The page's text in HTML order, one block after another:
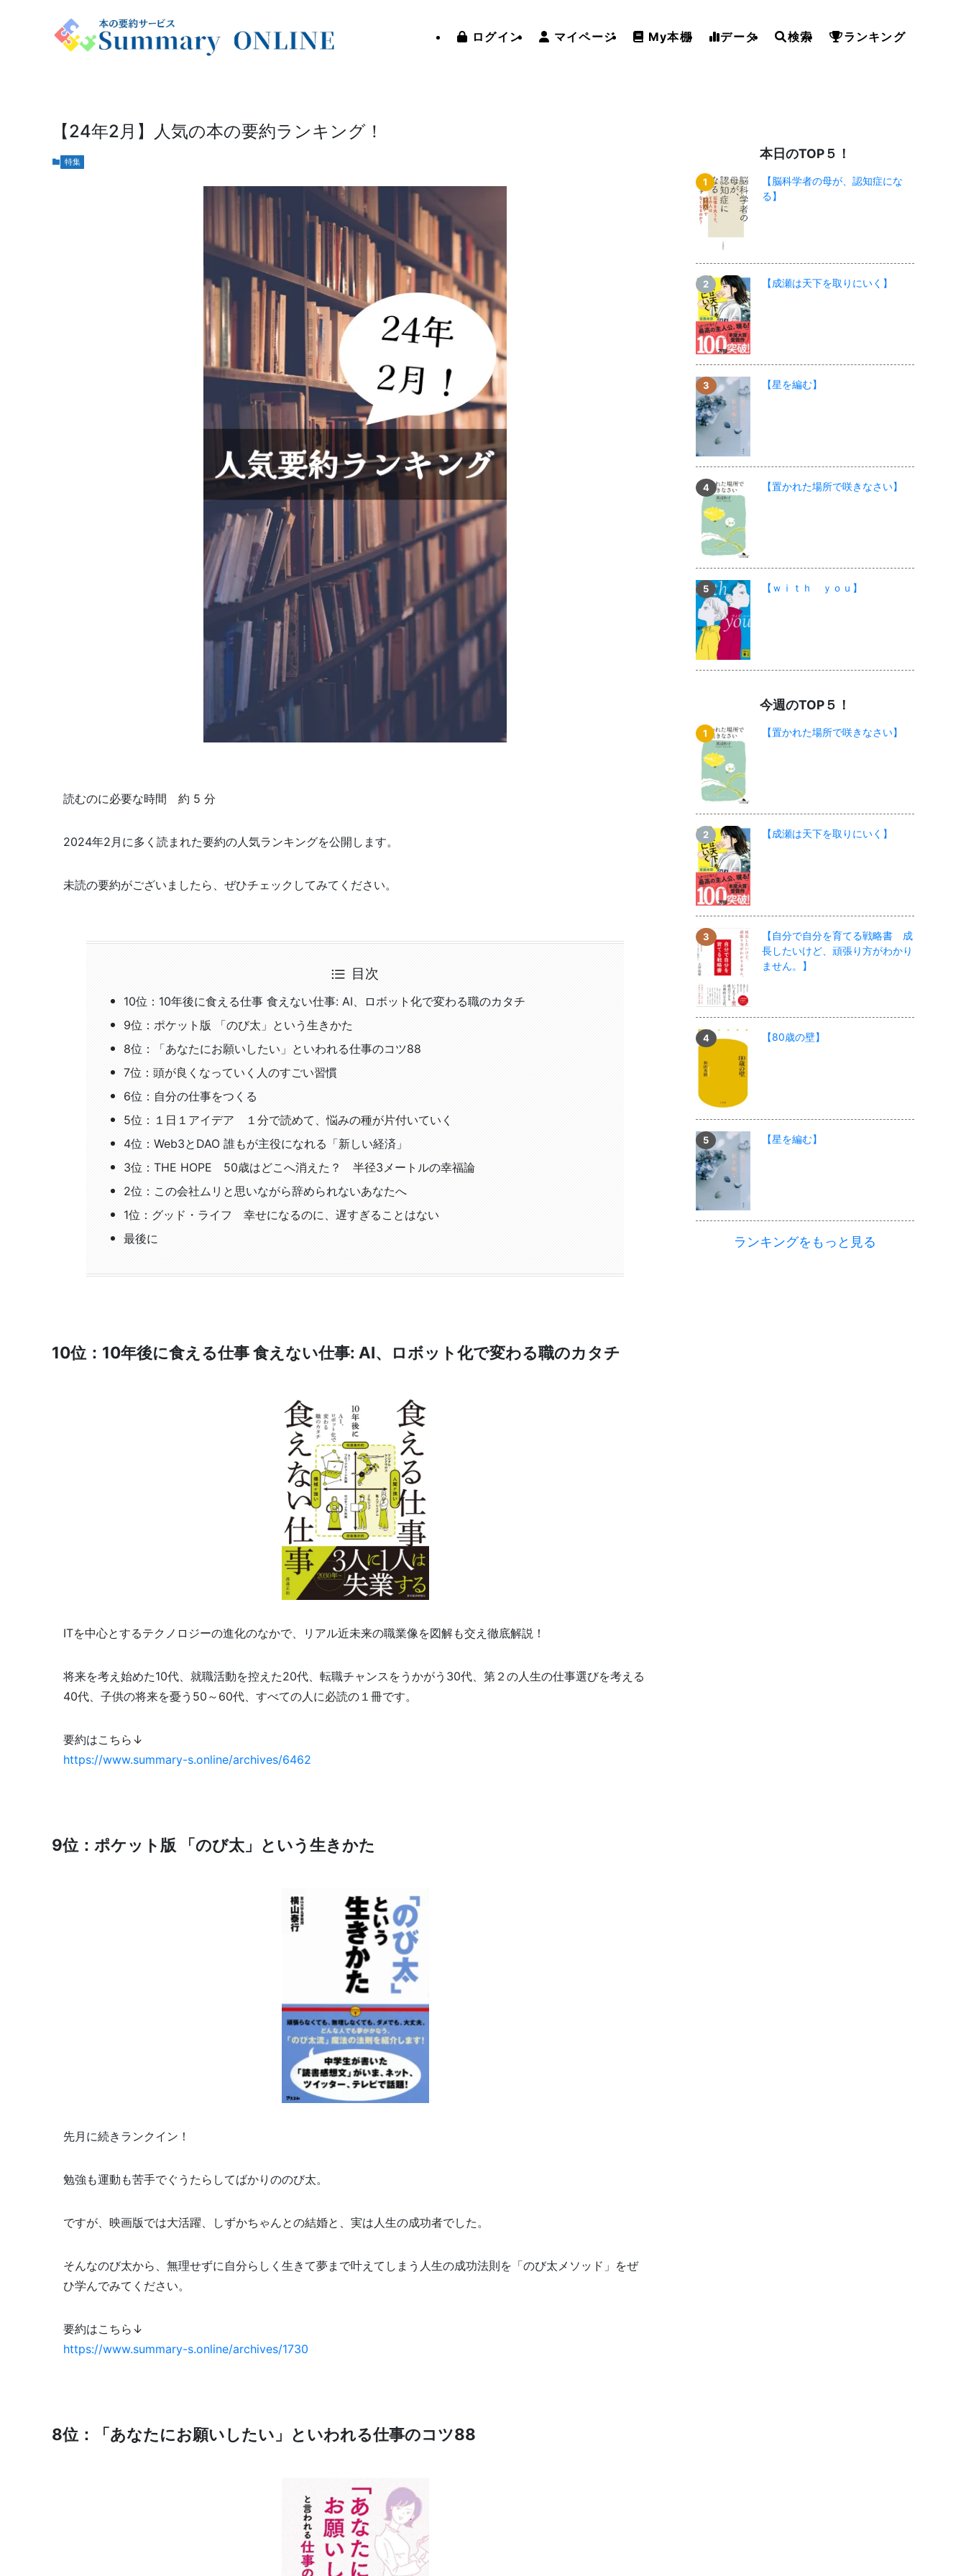
ログイン マイページ My本棚 データ 検索 ランキング
【24年2月】人気の本の要約ランキング！
特集
読むのに必要な時間 約 5 分
2024年2月に多く読まれた要約の人気ランキングを公開します。
未読の要約がございましたら、ぜひチェックしてみてください。
目次
10位：10年後に食える仕事 食えない仕事: AI、ロボット化で変わる職のカタチ
9位：ポケット版 「のび太」という生きかた
8位：「あなたにお願いしたい」といわれる仕事のコツ88
7位：頭が良くなっていく人のすごい習慣
6位：自分の仕事をつくる
5位：１日１アイデア １分で読めて、悩みの種が片付いていく
4位：Web3とDAO 誰もが主役になれる「新しい経済」
3位：THE HOPE 50歳はどこへ消えた？ 半径3メートルの幸福論
2位：この会社ムリと思いながら辞められないあなたへ
1位：グッド・ライフ 幸せになるのに、遅すぎることはない
最後に
10位：10年後に食える仕事 食えない仕事: AI、ロボット化で変わる職のカタチ
ITを中心とするテクノロジーの進化のなかで、リアル近未来の職業像を図解も交え徹底解説！
将来を考え始めた10代、就職活動を控えた20代、転職チャンスをうかがう30代、第２の人生の仕事選びを考える
40代、子供の将来を憂う50～60代、すべての人に必読の１冊です。
要約はこちら↓
https://www.summary-s.online/archives/6462
9位：ポケット版 「のび太」という生きかた
先月に続きランクイン！
勉強も運動も苦手でぐうたらしてばかりののび太。
ですが、映画版では大活躍、しずかちゃんとの結婚と、実は人生の成功者でした。
そんなのび太から、無理せずに自分らしく生きて夢まで叶えてしまう人生の成功法則を「のび太メソッド」をぜ
ひ学んでみてください。
要約はこちら↓
https://www.summary-s.online/archives/1730
8位：「あなたにお願いしたい」といわれる仕事のコツ88
本日のTOP５！
【脳科学者の母が、認知症にな
る】
【成瀬は天下を取りにいく】
【星を編む】
【置かれた場所で咲きなさい】
【ｗｉｔｈ ｙｏｕ】
今週のTOP５！
【置かれた場所で咲きなさい】
【成瀬は天下を取りにいく】
【自分で自分を育てる戦略書 成
長したいけど、頑張り方がわかり
ません。】
【80歳の壁】
【星を編む】
ランキングをもっと見る